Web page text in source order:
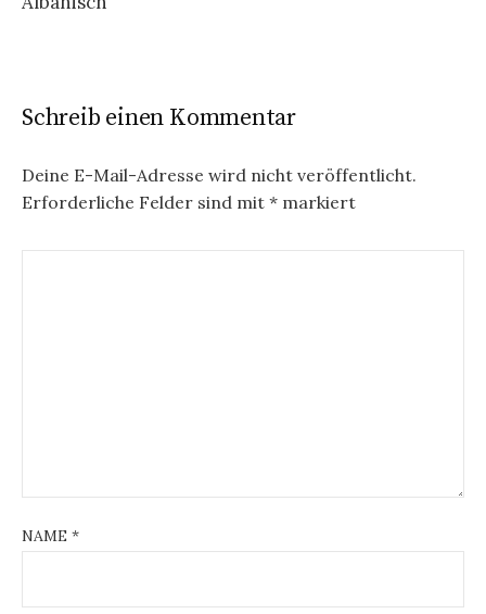
Schreib einen Kommentar
Deine E-Mail-Adresse wird nicht veröffentlicht.
Erforderliche Felder sind mit * markiert
NAME *